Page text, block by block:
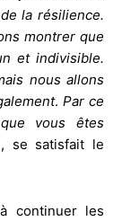
la résilience.
montrer que
et indivisible.
nous allons
. Par ce
vous êtes
se satisfait le
continuer les